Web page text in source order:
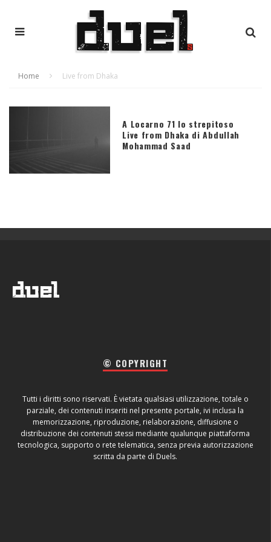
Home Live from Dhaka
A Locarno 71 lo strepitoso
Live from Dhaka di Abdullah
Mohammad Saad
© COPYRIGHT
Tutti i diritti sono riservati. È vietata qualsiasi utilizzazione, totale o
parziale, dei contenuti inseriti nel presente portale, ivi inclusa la
memorizzazione, riproduzione, rielaborazione, diffusione o
distribuzione dei contenuti stessi mediante qualunque piattaforma
tecnologica, supporto o rete telematica, senza previa autorizzazione
scritta da parte di Duels.